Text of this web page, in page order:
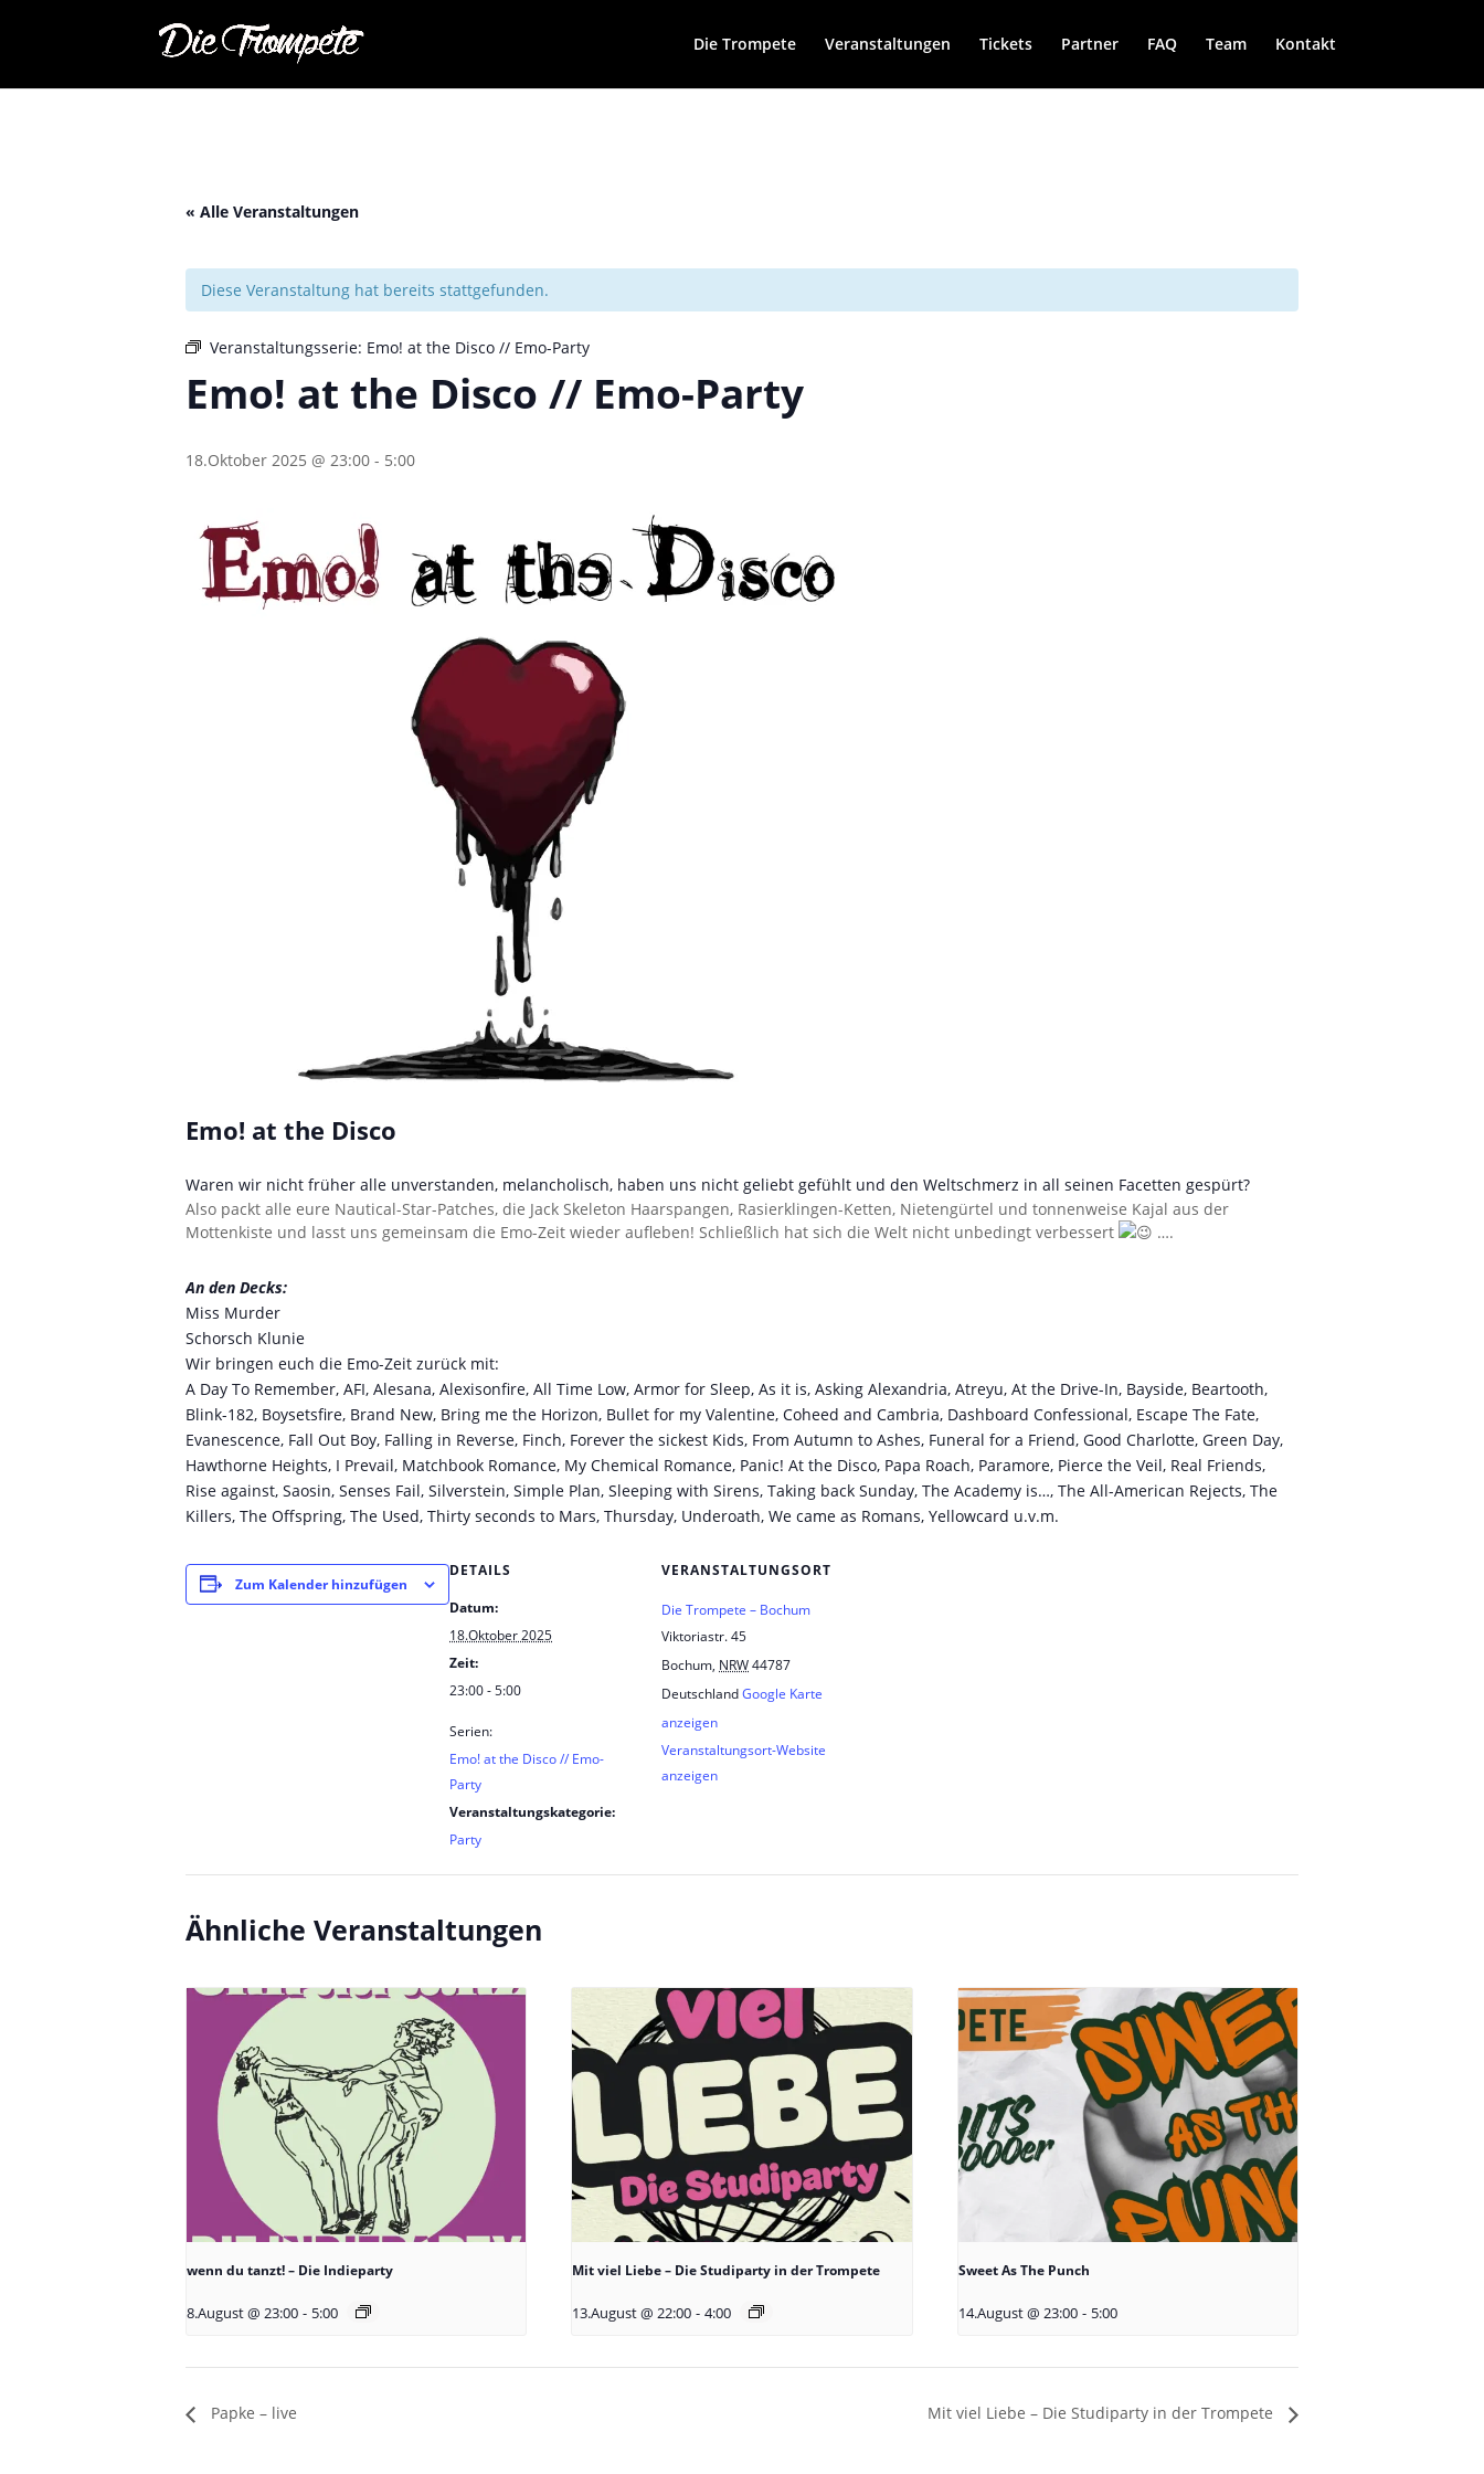
Die Trompete Veranstaltungen Tickets Partner FAQ Team Kontakt
« Alle Veranstaltungen
Diese Veranstaltung hat bereits stattgefunden.
Veranstaltungsserie: Emo! at the Disco // Emo-Party
Emo! at the Disco // Emo-Party
18.Oktober 2025 @ 23:00 - 5:00
Emo! at the Disco
Waren wir nicht früher alle unverstanden, melancholisch, haben uns nicht geliebt gefühlt und den Weltschmerz in all seinen Facetten gespürt?
Also packt alle eure Nautical-Star-Patches, die Jack Skeleton Haarspangen, Rasierklingen-Ketten, Nietengürtel und tonnenweise Kajal aus der
Mottenkiste und lasst uns gemeinsam die Emo-Zeit wieder aufleben! Schließlich hat sich die Welt nicht unbedingt verbessert
….
An den Decks:
Miss Murder
Schorsch Klunie
Wir bringen euch die Emo-Zeit zurück mit:
A Day To Remember, AFI, Alesana, Alexisonfire, All Time Low, Armor for Sleep, As it is, Asking Alexandria, Atreyu, At the Drive-In, Bayside, Beartooth,
Blink-182, Boysetsfire, Brand New, Bring me the Horizon, Bullet for my Valentine, Coheed and Cambria, Dashboard Confessional, Escape The Fate,
Evanescence, Fall Out Boy, Falling in Reverse, Finch, Forever the sickest Kids, From Autumn to Ashes, Funeral for a Friend, Good Charlotte, Green Day,
Hawthorne Heights, I Prevail, Matchbook Romance, My Chemical Romance, Panic! At the Disco, Papa Roach, Paramore, Pierce the Veil, Real Friends,
Rise against, Saosin, Senses Fail, Silverstein, Simple Plan, Sleeping with Sirens, Taking back Sunday, The Academy is…, The All-American Rejects, The
Killers, The Offspring, The Used, Thirty seconds to Mars, Thursday, Underoath, We came as Romans, Yellowcard u.v.m.
Zum Kalender hinzufügen
DETAILS
Datum:
18.Oktober 2025
Zeit:
23:00 - 5:00
Serien:
Emo! at the Disco // Emo-
Party
Veranstaltungskategorie:
Party
VERANSTALTUNGSORT
Die Trompete – Bochum
Viktoriastr. 45
Bochum, NRW44787
DeutschlandGoogle Karte
anzeigen
Veranstaltungsort-Website
anzeigen
Ähnliche Veranstaltungen
wenn du tanzt! – Die Indieparty
8.August @ 23:00 - 5:00
Mit viel Liebe – Die Studiparty in der Trompete
13.August @ 22:00 - 4:00
Sweet As The Punch
14.August @ 23:00 - 5:00
Papke – live Mit viel Liebe – Die Studiparty in der Trompete